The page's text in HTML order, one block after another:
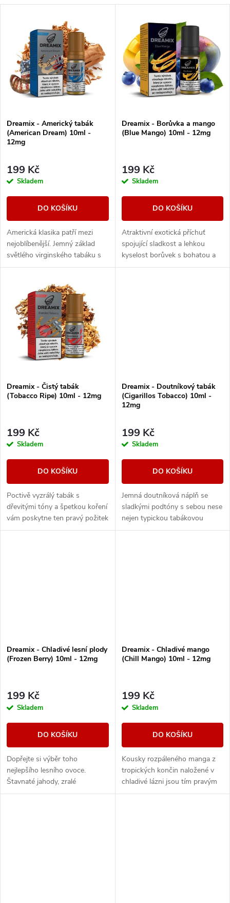
e
n
p
r
o
u
k
ů
Nejprodávanější
Abecedně
p
i
s
p
r
o
d
u
k
ů
Dreamix - Americký tabák
(American Dream) 10ml -
12mg
199 Kč
Skladem
DO KOŠÍKU
Americká klasika patří mezi
nejoblíbenější. Jemný základ
světlého virginského tabáku s
sebou nese nenápadné lehce
Dreamix - Borůvka a mango
(Blue Mango) 10ml - 12mg
199 Kč
Skladem
DO KOŠÍKU
Atraktivní exotická příchuť
spojující sladkost a lehkou
kyselost borůvek s bohatou a
šťavnatou chutí zralého manga.
Dreamix - Čistý tabák
(Tobacco Ripe) 10ml - 12mg
199 Kč
Skladem
DO KOŠÍKU
Poctivě vyzrálý tabák s
dřevitými tóny a špetkou koření
vám poskytne ten pravý požitek
z vapování vynikající tabákové
Dreamix - Doutníkový tabák
(Cigarillos Tobacco) 10ml -
12mg
199 Kč
Skladem
DO KOŠÍKU
Jemná doutníková náplň se
sladkými podtóny s sebou nese
nejen typickou tabákovou
příchuť, ale také krásnou vůni,
Dreamix - Chladivé lesní plody
(Frozen Berry) 10ml - 12mg
199 Kč
Skladem
DO KOŠÍKU
Dopřejte si výběr toho
nejlepšího lesního ovoce.
Štavnaté jahody, zralé
ostružiny, sladké maliny, ale
Dreamix - Chladivé mango
(Chill Mango) 10ml - 12mg
199 Kč
Skladem
DO KOŠÍKU
Kousky rozpáleného manga z
tropických končin naložené v
chladivé lázni jsou tím pravým
osvěžením. Vyzrálé sladké